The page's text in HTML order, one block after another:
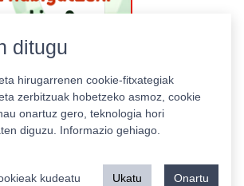
ditugu
hirugarrenen cookie-fitxategiak
zerbitzuak hobetzeko asmoz, cookie
onartuz gero, teknologia hori
diguzu. Informazio gehiago.
kudeatu Ukatu Onartu